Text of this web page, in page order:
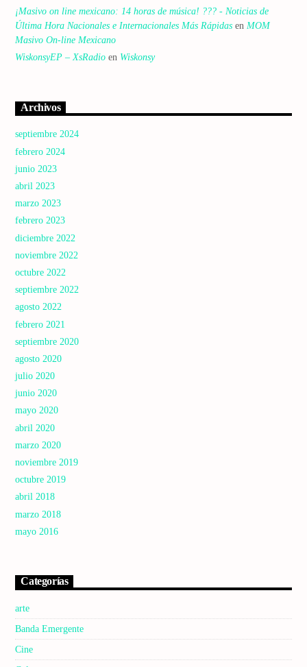
¡Masivo on line mexicano: 14 horas de música! ??? - Noticias de
Última Hora Nacionales e Internacionales Más Rápidas en MOM
Masivo On-line Mexicano
WiskonsyEP – XsRadio en Wiskonsy
Archivos
septiembre 2024
febrero 2024
junio 2023
abril 2023
marzo 2023
febrero 2023
diciembre 2022
noviembre 2022
octubre 2022
septiembre 2022
agosto 2022
febrero 2021
septiembre 2020
agosto 2020
julio 2020
junio 2020
mayo 2020
abril 2020
marzo 2020
noviembre 2019
octubre 2019
abril 2018
marzo 2018
mayo 2016
Categorías
arte
Banda Emergente
Cine